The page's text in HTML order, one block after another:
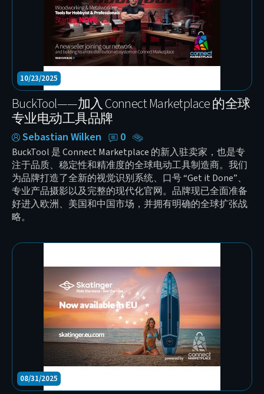
10/23/2025
BuckTool——加入 Connect Marketplace 的全球
专业电动工具品牌
Sebastian Wilken 0
BuckTool 是 Connect Marketplace 的新入驻卖家，也是专
注于品质、稳定性和精准度的全球电动工具制造商。我们
为品牌打造了全新的视觉识别系统、口号 “Get it Done”、
专业产品摄影以及完整的现代化官网。品牌现已全面准备
好进入欧洲、美国和中国市场，并拥有明确的全球扩张战
略。
08/31/2025